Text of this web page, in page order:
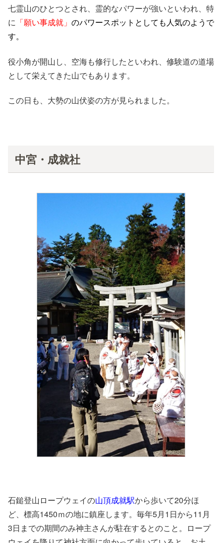
七霊山のひとつとされ、霊的なパワーが強いといわれ、特
に 「願い事成就」 のパワースポットとしても人気のようで
す。
役小角が開山し、空海も修行したといわれ、修験道の道場
として栄えてきた山でもあります。
この日も、大勢の山伏姿の方が見られました。
中宮・成就社
石鎚登山ロープウェイの山頂成就駅から歩いて20分ほ
ど、標高1450ｍの地に鎮座します。毎年5月1日から11月
3日までの期間のみ神主さんが駐在するとのこと。ロープ